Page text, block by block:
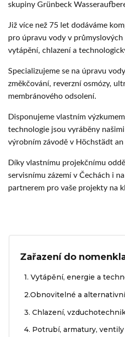
skupiny Grünbeck
Již více než 75 let dodáváme
pro úpravu vody v
vytápění, chlazení a
Specializujeme se na úpravu
změkčování, reverzní osmózy,
membránového odsolení.
Disponujeme vlastním
technologie jsou vyráběny
výrobním závodě v Höchstädt an
Díky vlastnímu projekčnímu
servisnímu zázemí v Čechách i
partnerem pro vaše projekty na
Zařazení do
1. Vytápění, energie a
2.Obnovitelné a
3. Chlazení,
4. Potrubí, armatury,